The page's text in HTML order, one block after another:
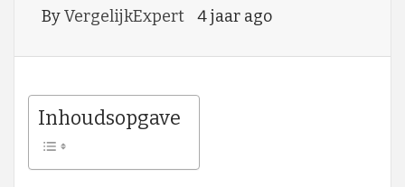
ByVergelijkExpert 4 jaar ago
Inhoudsopgave